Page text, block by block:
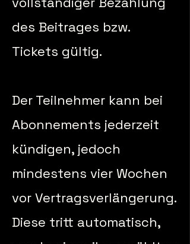
des Beitrages bzw.
Tickets gültig.
Der Teilnehmer kann bei
Abonnements jederzeit
kündigen, jedoch
mindestens vier Wochen
vor Vertragsverlängerung.
Diese tritt automatisch,